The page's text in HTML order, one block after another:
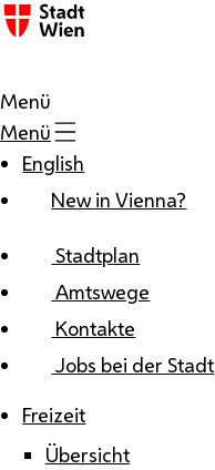
Zum Inhalt
Menü
Menü
English
New in Vienna?
Stadtplan
Amtswege
Kontakte
Jobs bei der Stadt
Freizeit
Übersicht